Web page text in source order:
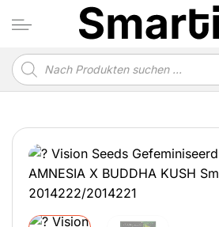
Inhalt
Produktsuche